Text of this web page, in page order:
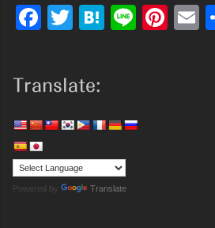
Facebook
Twitter
Hatena
Line
Translate:
Powered by Translate